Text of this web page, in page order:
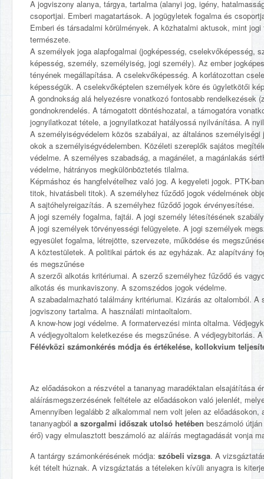
A jogviszony alanya, tárgya, tartalma (alanyi jog, igény,
csoportjai. Emberi magatartások. A jogügyletek fogalma és
Emberi és társadalmi körülmények. A közhatalmi aktusok, mint
természete.
A személyek joga alapfogalmai (jogképesség, cselekvőképesség,
képesség, személy, személyiség, jogi személy). Az ember
tényének megállapítása. A cselekvőképesség. A korlátozottan
képességük. A cselekvőképtelen személyek köre és ügyletkötői
A gondnokság alá helyezésre vonatkozó fontosabb rendelkezések
gondnokrendelés. A támogatott döntéshozatal, a támogatóra
jognyilatkozat tétele, a jognyilatkozat hatályossá nyilvánítása. A
A személyiségvédelem közös szabályai, az általános
okok a személyiségvédelemben. Közéleti szereplők sajátos
védelme. A személyes szabadság, a magánélet, a magánlakás
védelme, hátrányos megkülönböztetés tilalma.
Képmáshoz és hangfelvételhez való jog. A kegyeleti jogok. PTK-
titok, hivatásbeli titok). A személyhez fűződő jogok védelmének
A sajtóhelyreigazítás. A személyhez fűződő jogok érvényesítése.
A jogi személy fogalma, fajtái. A jogi személy létesítésének
A jogi személyek törvényességi felügyelete. A jogi személyek
egyesület fogalma, létrejötte, szervezete, működése és
A köztestületek. A politikai pártok és az egyházak. Az alapítvány
és megszűnése
A szerzői alkotás kritériumai. A szerző személyhez fűződő és
alkotás és munkaviszony. A szomszédos jogok védelme.
A szabadalmazható találmány kritériumai. Kizárás az oltalomból.
jogviszony tartalma. A használati mintaoltalom.
A know-how jogi védelme. A formatervezési minta oltalma.
A védjegyoltalom keletkezése és megszűnése. A védjegybitorlás.
Félévközi számonkérés módja és értékelése, kollokvium
Az előadásokon a részvétel a tananyag maradéktalan elsajátítása
aláírásmegszerzésének feltétele az előadásokon való jelenlét,
Amennyiben legalább 2 alkalommal nem volt jelen az
tananyagból a szorgalmi időszak utolsó hetében beszámoló
érő) vagy elmulasztott beszámoló az aláírás megtagadását vonja
A tantárgy számonkérésének módja: szóbeli vizsga. A
két tételt húznak. A vizsgáztatás a tételeken kívüli anyagra is